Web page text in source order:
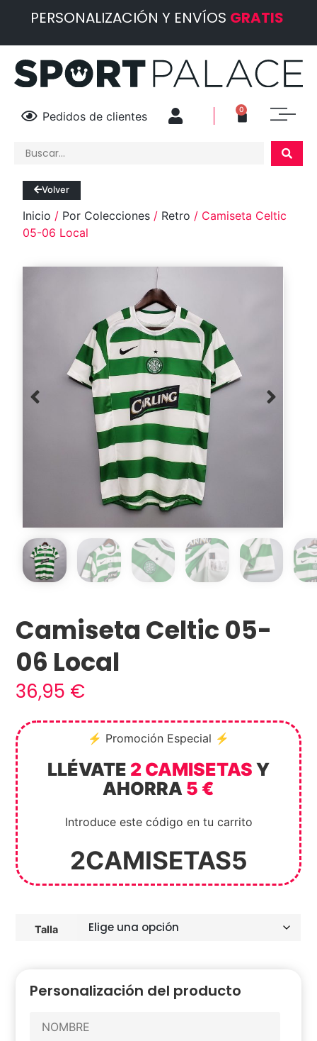
PERSONALIZACIÓN Y ENVÍOS GRATIS
Pedidos de clientes 0
Camiseta Celtic 05-
06 Local
36,95 €
⚡ Promoción Especial ⚡
LLÉVATE 2 CAMISETAS Y
AHORRA 5 €
Introduce este código en tu carrito
2CAMISETAS5
Talla
Personalización del producto
Volver
Inicio / Por Colecciones / Retro / Camiseta Celtic
05-06 Local